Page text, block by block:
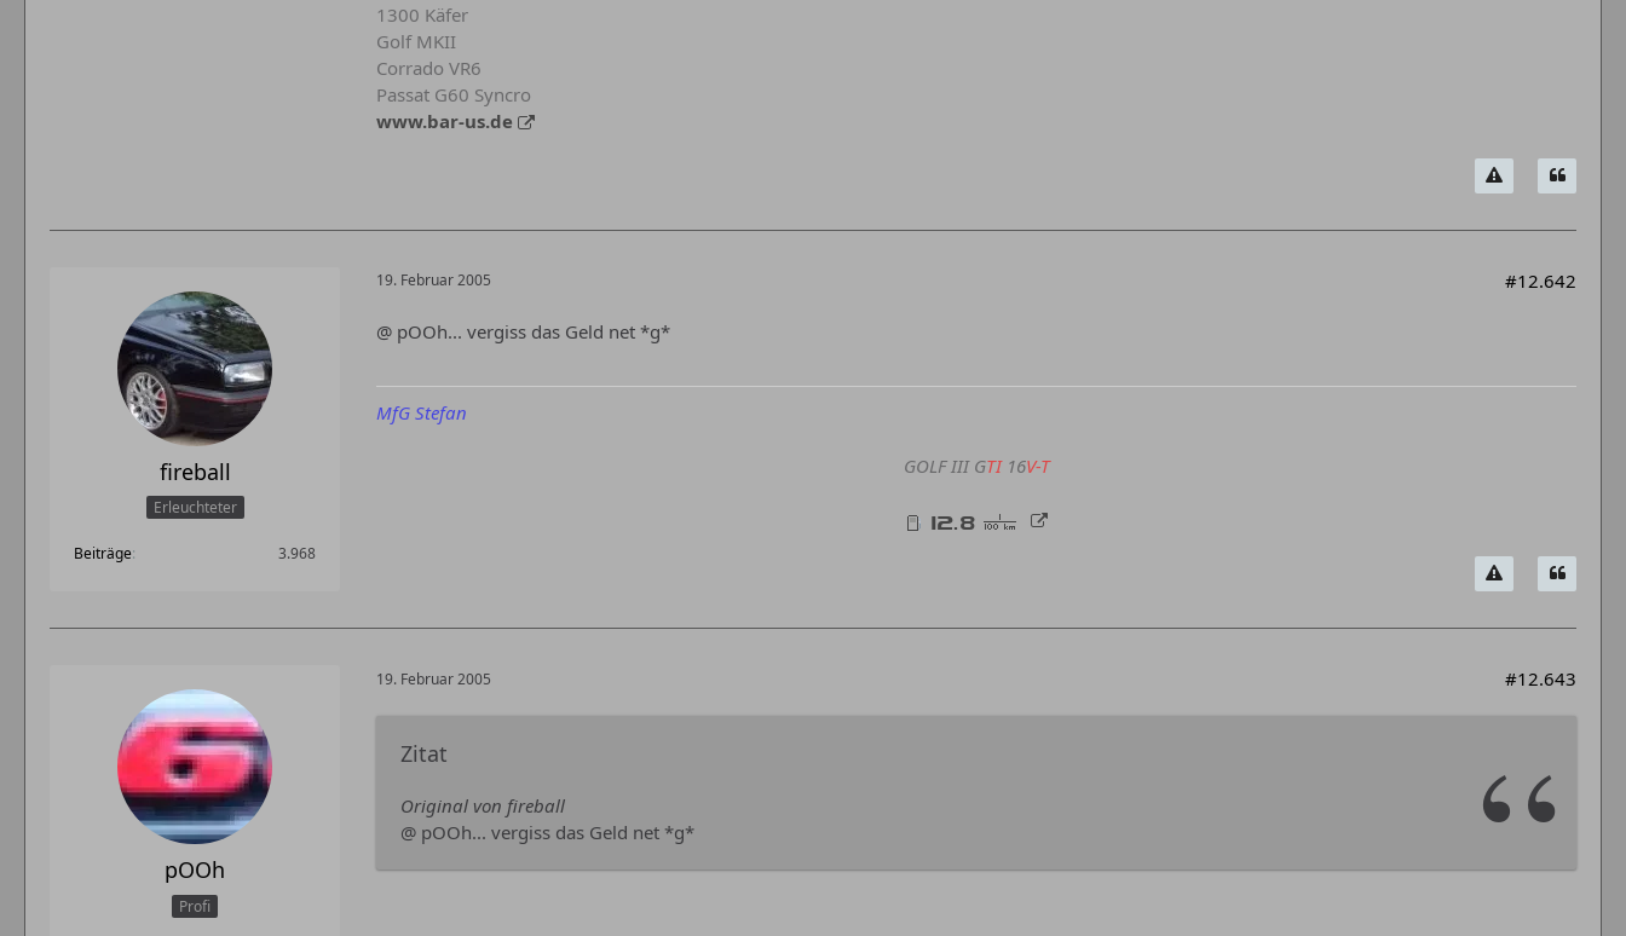
1300 Käfer
Golf MKII
Corrado VR6
Passat G60 Syncro
www.bar-us.de
fireball
Erleuchteter
Beiträge 3.968
19. Februar 2005 #12.642
@ pOOh... vergiss das Geld net *g*
MfG Stefan
GOLF III GTI16V-T
pOOh
Profi
19. Februar 2005 #12.643
Zitat
Original von fireball
@ pOOh... vergiss das Geld net *g*